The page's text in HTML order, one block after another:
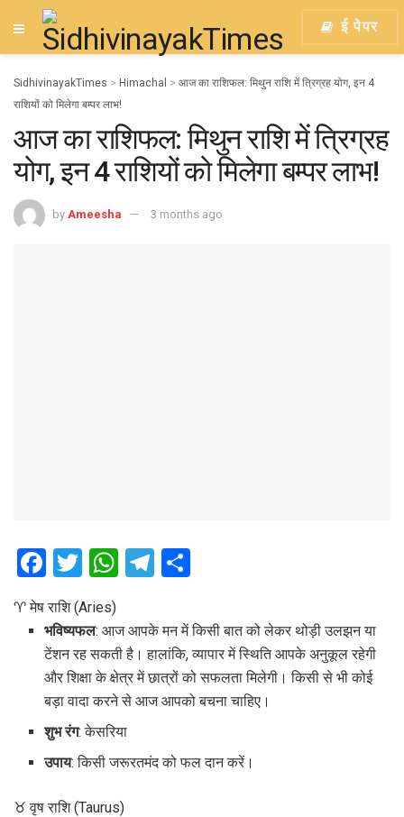
ई पेपर
SidhivinayakTimes > Himachal > आज का राशिफल: मिथुन राशि में त्रिग्रह योग, इन 4
राशियों को मिलेगा बम्पर लाभ!
आज का राशिफल: मिथुन राशि में त्रिग्रह
योग, इन 4 राशियों को मिलेगा बम्पर लाभ!
by Ameesha 3 months ago
F
a
ce
b
o
o
k
T
tt
er
W
at
s
A
p
p
T
e
gr
a
m
ar
e
♈ मेष राशि (Aries)
भविष्यफल: आज आपके मन में किसी बात को लेकर थोड़ी उलझन या
टेंशन रह सकती है। हालांकि, व्यापार में स्थिति आपके अनुकूल रहेगी
और शिक्षा के क्षेत्र में छात्रों को सफलता मिलेगी। किसी से भी कोई
बड़ा वादा करने से आज आपको बचना चाहिए।
शुभ रंग: केसरिया
उपाय: किसी जरूरतमंद को फल दान करें।
♉ वृष राशि (Taurus)